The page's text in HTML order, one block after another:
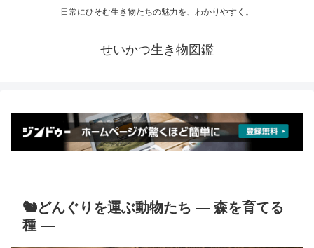
日常にひそむ生き物たちの魅力を、わかりやすく。
せいかつ生き物図鑑
🐿️どんぐりを運ぶ動物たち ― 森を育てる
種 ―